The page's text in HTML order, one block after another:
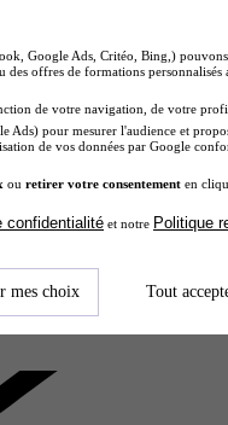
Google Ads, Critéo, Bing,)
offres de formations
de votre navigation, de votre
Ads) pour mesurer l'audience et
de vos données par Google
ou retirer votre consentement en
confidentialité et notre Politique
mes choix Tout